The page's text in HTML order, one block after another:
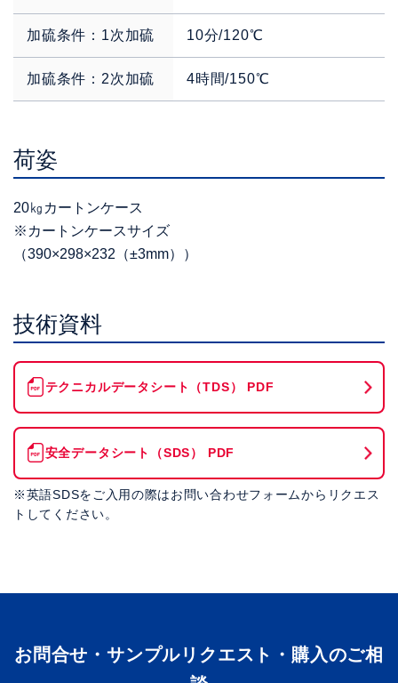
加硫条件：1次加硫 10分/120℃
加硫条件：2次加硫 4時間/150℃
荷姿
20㎏カートンケース
※カートンケースサイズ
（390×298×232（±3mm））
技術資料
テクニカルデータシート（TDS） PDF
安全データシート（SDS） PDF
※英語SDSをご入用の際はお問い合わせフォームからリクエス
トしてください。
お問合せ・サンプルリクエスト・購入のご相